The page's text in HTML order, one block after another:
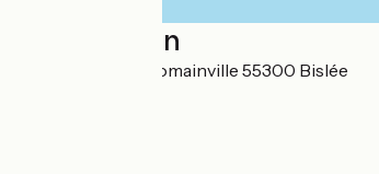
Localisation
Bislée Relais de Romainville 55300 Bislée